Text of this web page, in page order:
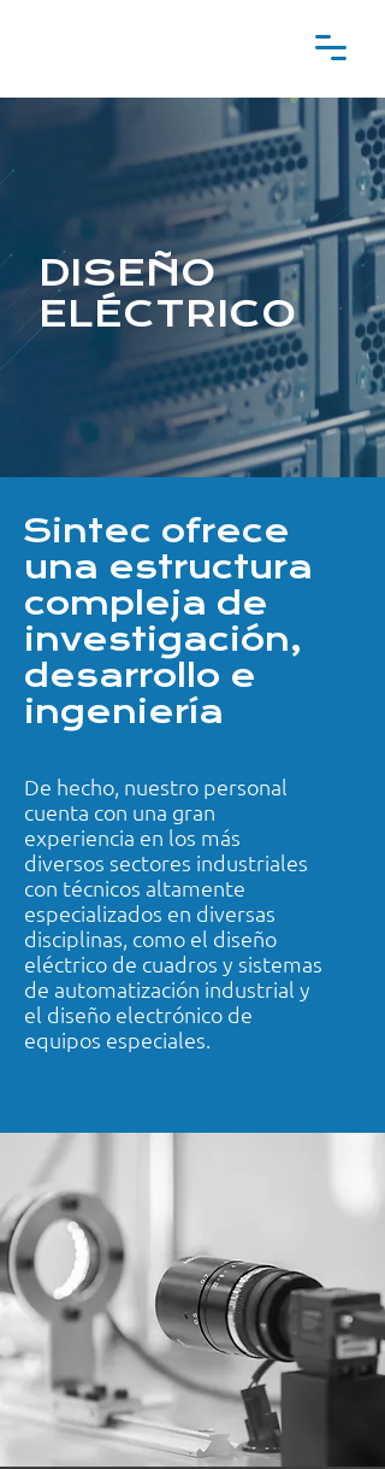
DISEÑO
ELÉCTRICO
Sintec ofrece
una estructura
compleja de
investigación,
desarrollo e
ingeniería
De hecho, nuestro personal
cuenta con una gran
experiencia en los más
diversos sectores industriales
con técnicos altamente
especializados en diversas
disciplinas, como el diseño
eléctrico de cuadros y sistemas
de automatización industrial y
el diseño electrónico de
equipos especiales.